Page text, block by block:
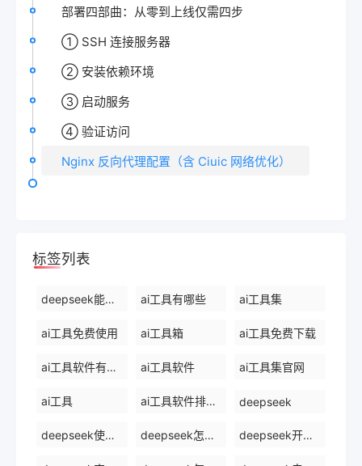
部署四部曲：从零到上线仅需四步
① SSH 连接服务器
② 安装依赖环境
③ 启动服务
④ 验证访问
Nginx 反向代理配置（含 Ciuic 网络优化）
标签列表
deepseek能干什么 ai工具有哪些 ai工具集
ai工具免费使用 ai工具箱 ai工具免费下载
ai工具软件有哪些 ai工具软件 ai工具集官网
ai工具 ai工具软件排名前十 deepseek
deepseek使用方法 deepseek怎么使用deepseek deepseek开源ai